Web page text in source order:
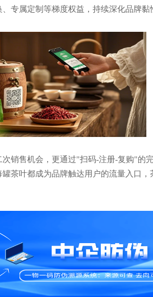
专属定制等梯度权益，持续深化品牌黏
销售机会，更通过"扫码-注册-复购"的
茶叶都成为品牌触达用户的流量入口